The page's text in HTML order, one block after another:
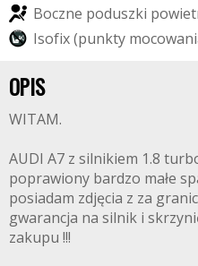
Boczne poduszki powiet
Isofix(punkty mocowani
OPIS
WITAM.
AUDI A7 z silnikiem 1.8
poprawiony bardzo małe
posiadam zdjęcia z za
gwarancja na silnik i
zakupu !!!